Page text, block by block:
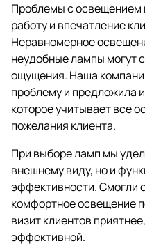
Проблемы с освещением
работу и впечатление
Неравномерное
неудобные лампы могут
ощущения. Наша
проблему и предложила
которое учитывает все
пожелания клиента.
При выборе ламп мы
внешнему виду, но и
эффективности. Смогли
комфортное освещение
визит клиентов
эффективной.